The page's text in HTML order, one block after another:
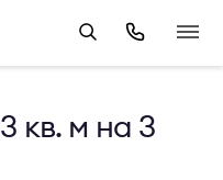
кв. м на 3